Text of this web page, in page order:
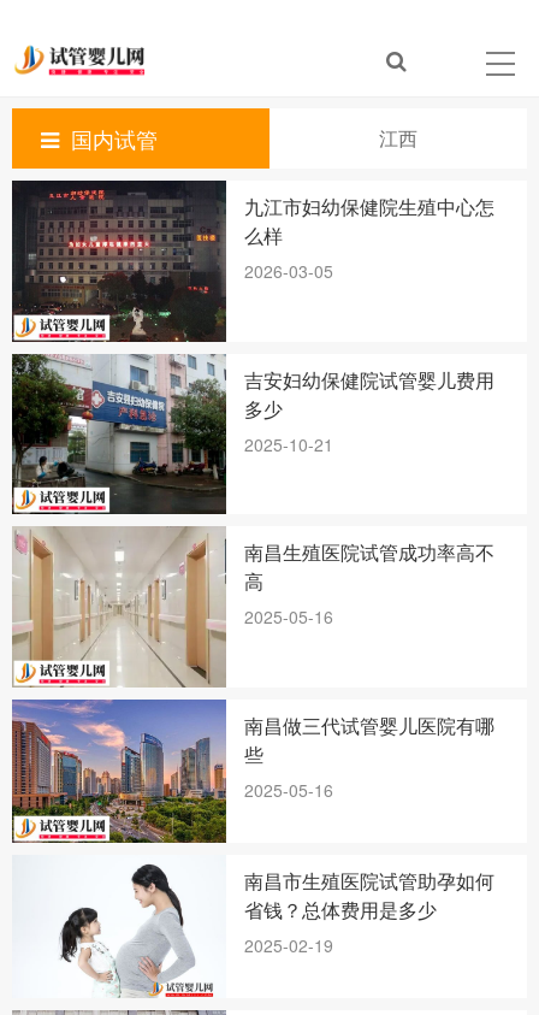
国内试管 江西
九江市妇幼保健院生殖中心怎
么样
2026-03-05
吉安妇幼保健院试管婴儿费用
多少
2025-10-21
南昌生殖医院试管成功率高不
高
2025-05-16
南昌做三代试管婴儿医院有哪
些
2025-05-16
南昌市生殖医院试管助孕如何
省钱？总体费用是多少
2025-02-19